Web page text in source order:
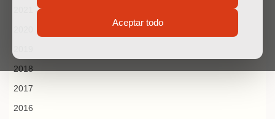
Aceptar todo
2018
2017
2016